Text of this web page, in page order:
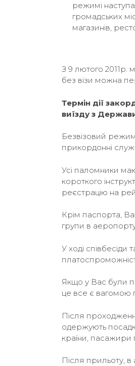
режимі
громадських
магазинів,
З 9 лютого 2011р.
без візи можна
Термін дії
виїзду з
Безвізовий режим
прикордонні
Усі паломники
короткого
реєстрацію на
Крім паспорта,
групи в
У ході
Якщо у Вас були
це все є вагомою
Після
одержують
країни, пасажири
Після прильоту,